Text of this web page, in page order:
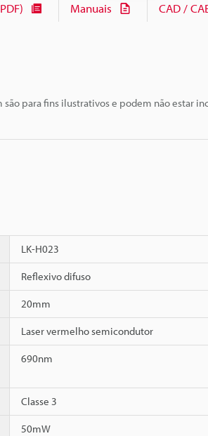
para fins ilustrativos e podem não estar
Manuais CAD /
LK-H023
Reflexivo difuso
20mm
Laser vermelho semicondutor
690nm
Classe 3
50mW